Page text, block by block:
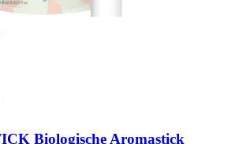
Biologische Aromastick